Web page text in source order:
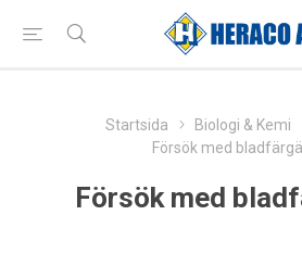
Startsida Biologi & Kemi
Försök med
Försök med